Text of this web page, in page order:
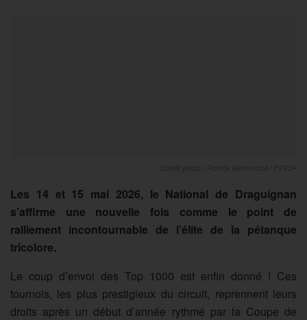
Les 14 et 15 mai 2026, le National de Draguignan
s’affirme une nouvelle fois comme le point de
ralliement incontournable de l’élite de la pétanque
tricolore.
Le coup d’envoi des Top 1000 est enfin donné ! Ces
tournois, les plus prestigieux du circuit, reprennent leurs
droits après un début d’année rythmé par la Coupe de